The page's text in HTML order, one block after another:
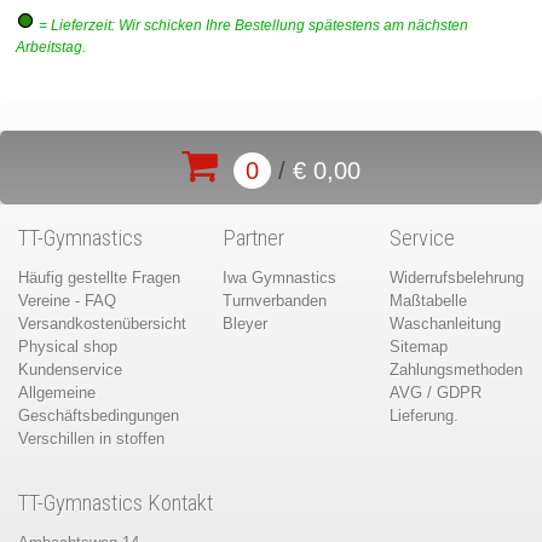
= Lieferzeit: Wir schicken Ihre Bestellung spätestens am nächsten
Arbeitstag.
0 / € 0,00
TT-Gymnastics
Häufig gestellte Fragen
Vereine - FAQ
Versandkostenübersicht
Physical shop
Kundenservice
Allgemeine
Geschäftsbedingungen
Verschillen in stoffen
Partner
Iwa Gymnastics
Turnverbanden
Bleyer
Service
Widerrufsbelehrung
Maßtabelle
Waschanleitung
Sitemap
Zahlungsmethoden
AVG / GDPR
Lieferung.
TT-Gymnastics Kontakt